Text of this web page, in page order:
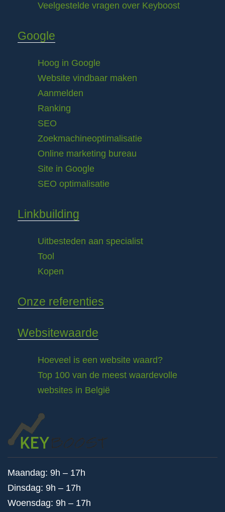
Veelgestelde vragen over Keyboost
Google
Hoog in Google
Website vindbaar maken
Aanmelden
Ranking
SEO
Zoekmachineoptimalisatie
Online marketing bureau
Site in Google
SEO optimalisatie
Linkbuilding
Uitbesteden aan specialist
Tool
Kopen
Onze referenties
Websitewaarde
Hoeveel is een website waard?
Top 100 van de meest waardevolle
websites in België
Maandag: 9h – 17h
Dinsdag: 9h – 17h
Woensdag: 9h – 17h